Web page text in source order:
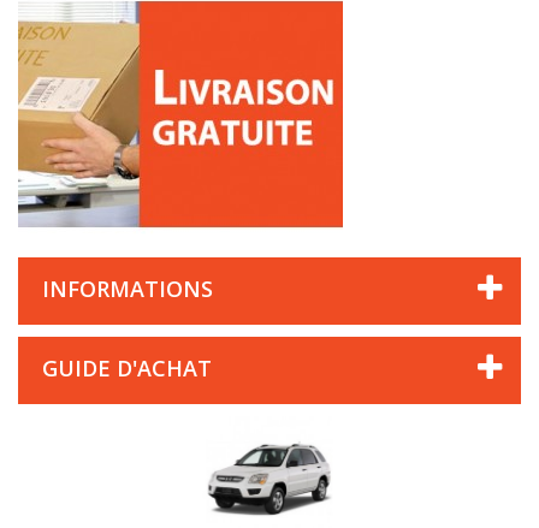
INFORMATIONS
GUIDE D'ACHAT